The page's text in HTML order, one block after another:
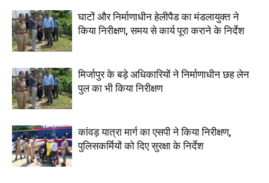
घाटों और निर्माणाधीन हेलीपैड का मंडलायुक्त ने
किया निरीक्षण, समय से कार्य पूरा कराने के निर्देश
मिर्जापुर के बड़े अधिकारियों ने निर्माणाधीन छह लेन
पुल का भी किया निरीक्षण
कांवड़ यात्रा मार्ग का एसपी ने किया निरीक्षण,
पुलिसकर्मियों को दिए सुरक्षा के निर्देश